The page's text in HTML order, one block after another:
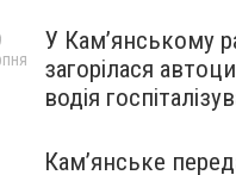
У Кам’янському
загорілася
водія
Кам’янське